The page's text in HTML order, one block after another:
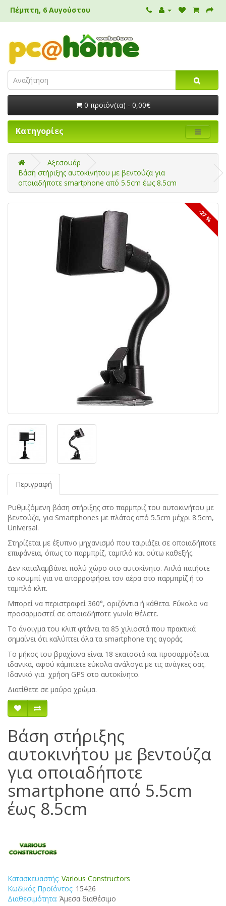
Πέμπτη, 6 Αυγούστου
0 προϊόν(τα) - 0,00€
Κατηγορίες
Αξεσουάρ
Βάση στήριξης αυτοκινήτου με βεντούζα για
οποιαδήποτε smartphone από 5.5cm έως 8.5cm
-27 %
Περιγραφή
Ρυθμιζόμενη βάση στήριξης στο παρμπριζ του αυτοκινήτου με
βεντούζα, για Smartphones με πλάτος από 5.5cm μέχρι 8.5cm,
Universal.
Στηρίζεται με έξυπνο μηχανισμό που ταιριάζει σε οποιαδήποτε
επιφάνεια, όπως το παρμπρίζ, ταμπλό και ούτω καθεξής.
Δεν καταλαμβάνει πολύ χώρο στο αυτοκίνητο. Απλά πατήστε
το κουμπί για να απορροφήσει τον αέρα στο παρμπρίζ ή το
ταμπλό κλπ.
Μπορεί να περιστραφεί 360°, οριζόντια ή κάθετα. Εύκολο να
προσαρμοστεί σε οποιαδήποτε γωνία θέλετε.
Το άνοιγμα του κλιπ φτάνει τα 85 χιλιοστά που πρακτικά
σημαίνει ότι καλύπτει όλα τα smartphone της αγοράς.
Το μήκος του βραχίονα είναι 18 εκατοστά και προσαρμόζεται
ιδανικά, αφού κάμπτετε εύκολα ανάλογα με τις ανάγκες σας.
Ιδανικό για χρήση GPS στο αυτοκίνητο.
Διατίθετε σε μαύρο χρώμα.
Βάση στήριξης
αυτοκινήτου με βεντούζα
για οποιαδήποτε
smartphone από 5.5cm
έως 8.5cm
Κατασκευαστής: Various Constructors
Κωδικός Προϊόντος: 15426
Διαθεσιμότητα: Άμεσα διαθέσιμο